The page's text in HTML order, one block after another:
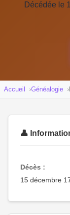
Décédée le
Accueil Généalogie
👤
Décès :
15 décembre